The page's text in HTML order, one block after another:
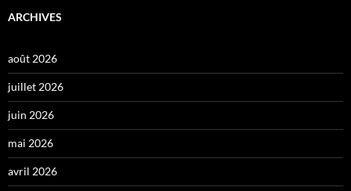
ARCHIVES
août 2026
juillet 2026
juin 2026
mai 2026
avril 2026